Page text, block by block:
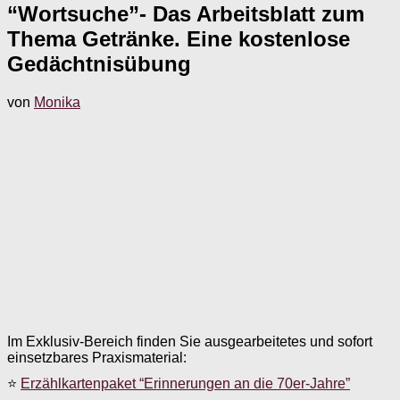
“Wortsuche”- Das Arbeitsblatt zum
Thema Getränke. Eine kostenlose
Gedächtnisübung
von Monika
Im Exklusiv-Bereich finden Sie ausgearbeitetes und sofort
einsetzbares Praxismaterial:
⭐ Erzählkartenpaket “Erinnerungen an die 70er-Jahre”